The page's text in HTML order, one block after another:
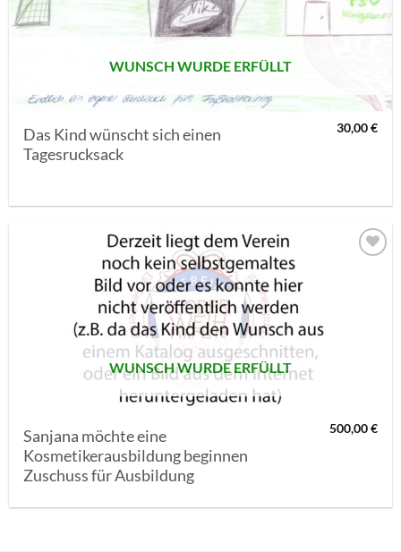
WUNSCH WURDE ERFÜLLT
Das Kind wünscht sich einen
Tagesrucksack
30,00€
WUNSCH WURDE ERFÜLLT
Sanjana möchte eine
Kosmetikerausbildung beginnen
Zuschuss für Ausbildung
500,00€